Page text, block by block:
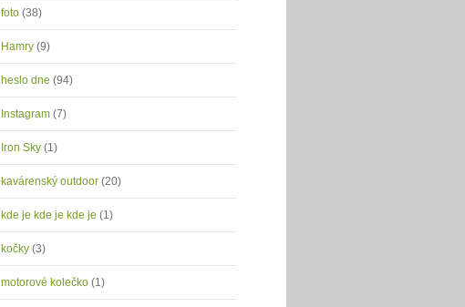
foto (38)
Hamry (9)
heslo dne (94)
Instagram (7)
Iron Sky (1)
kavárenský outdoor (20)
kde je kde je kde je (1)
kočky (3)
motorové kolečko (1)